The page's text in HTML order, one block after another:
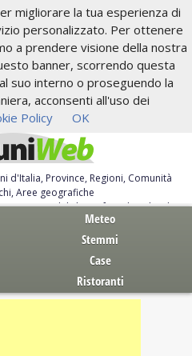
migliorare la tua esperienza di
personalizzato. Per ottenere
a prendere visione della nostra
banner, scorrendo questa
suo interno o proseguendo la
acconsenti all'uso dei
Policy OK
d'Italia, Province, Regioni, Comunità
Aree geografiche
moduli, leggi, free download
Meteo
Stemmi
Case
Ristoranti